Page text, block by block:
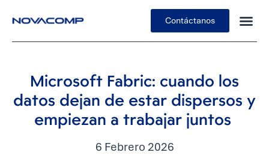
Contáctanos
Microsoft Fabric: cuando los
datos dejan de estar dispersos y
empiezan a trabajar juntos
6 Febrero 2026